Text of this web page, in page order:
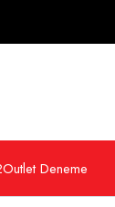
Outlet Deneme